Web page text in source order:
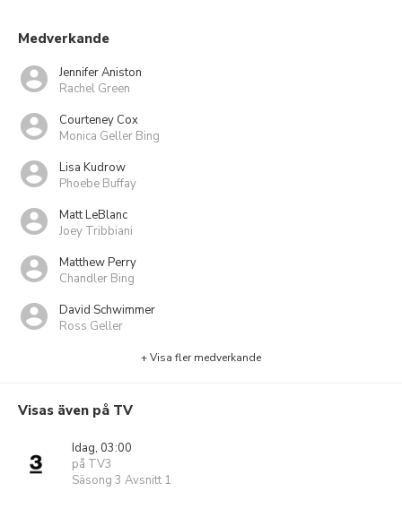
Medverkande
Jennifer Aniston
Rachel Green
Courteney Cox
Monica Geller Bing
Lisa Kudrow
Phoebe Buffay
Matt LeBlanc
Joey Tribbiani
Matthew Perry
Chandler Bing
David Schwimmer
Ross Geller
+ Visa fler medverkande
Visas även på TV
Idag, 03:00
på TV3
Säsong 3 Avsnitt 1